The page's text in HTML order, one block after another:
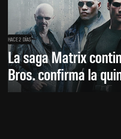
HACE 2 DÍAS
La saga Matrix
Bros. confirma la